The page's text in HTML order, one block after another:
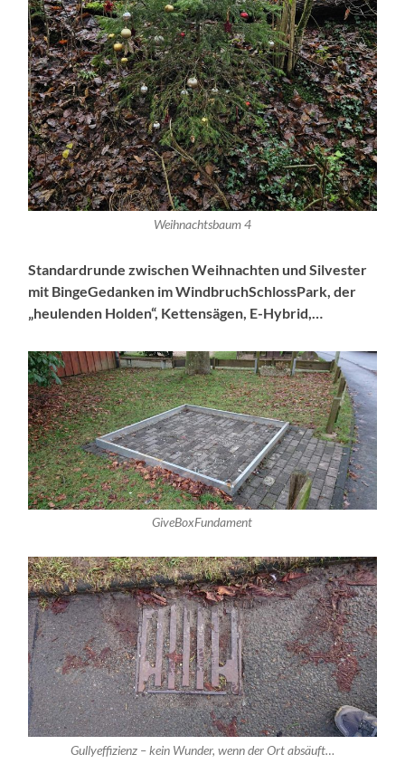
Weihnachtsbaum 4
Standardrunde zwischen Weihnachten und Silvester
mit BingeGedanken im WindbruchSchlossPark, der
„heulenden Holden“, Kettensägen, E-Hybrid,…
GiveBoxFundament
Gullyeffizienz – kein Wunder, wenn der Ort absäuft…